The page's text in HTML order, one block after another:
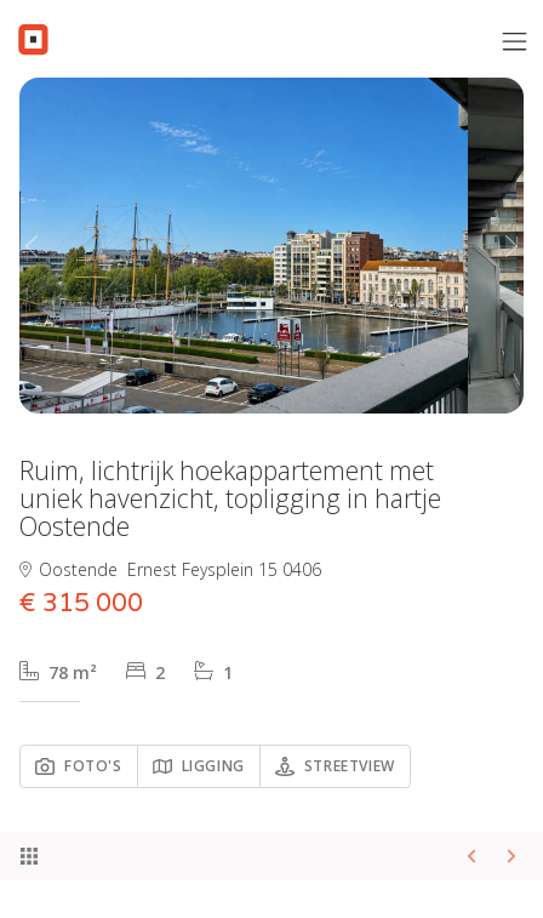
Over i-Moov
Inschrijven
Aanbod
Verkocht
Contact
Gratis schatting
Previous
Oostende Ernest Feysplein 15 0406
€ 315 000
78 m² 2 1
Ruim, lichtrijk hoekappartement met
uniek havenzicht, topligging in hartje
Oostende
FOTO'S LIGGING STREETVIEW